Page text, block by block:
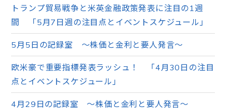
トランプ貿易戦争と米英金融政策発表に注目の1週
間 「5月7日週の注目点とイベントスケジュール」
5月5日の記録室 ～株価と金利と要人発言～
欧米豪で重要指標発表ラッシュ！ 「4月30日の注目
点とイベントスケジュール」
4月29日の記録室 ～株価と金利と要人発言～